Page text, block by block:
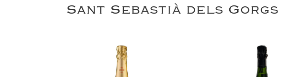
Sant Sebastià dels Gorgs